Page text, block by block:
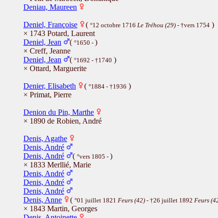
Deniau, Maureen
Deniel, Françoise ( °12 octobre 1716 Le Tréhou (29) - †vers 1754 )
× 1743 Potard, Laurent
Deniel, Jean
( °1650 - )
× Creff, Jeanne
Deniel, Jean
( °1692 - †1740 )
× Ottard, Marguerite
Denier, Elisabeth ( °1884 - †1936 )
× Primat, Pierre
Denion du Pin, Marthe
× 1890 de Robien, André
Denis, Agathe
Denis, André
Denis, André
( °vers 1805 - )
× 1833 Merllié, Marie
Denis, André
Denis, André
Denis, André
Denis, Anne
( °01 juillet 1821 Feurs (42) - †26 juillet 1892 Feurs
× 1843 Martin, Georges